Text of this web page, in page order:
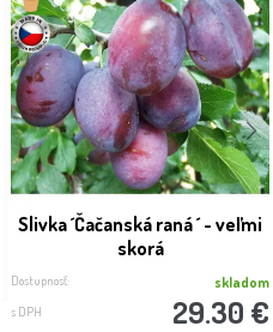
Slivka ´Čačanská raná ´ - veľmi
skorá
Dostupnosť: skladom
s DPH 29.30 €